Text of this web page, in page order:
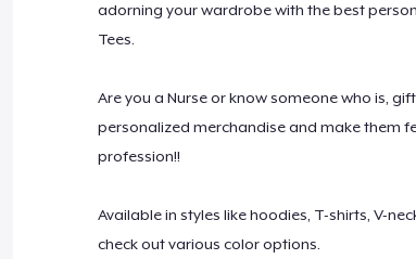
adorning your wardrobe with the best
Tees.
Are you a Nurse or know someone who is,
personalized merchandise and make them
profession!!
Available in styles like hoodies, T-shirts, V-
check out various color options.